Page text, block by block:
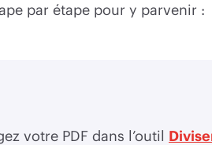
par étape pour y parvenir :
votre PDF dans l’outil